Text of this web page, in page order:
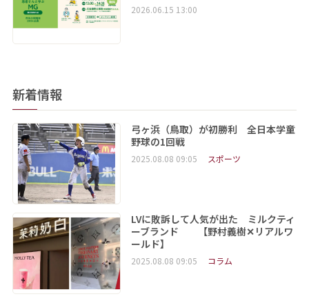
2026.06.15 13:00
新着情報
弓ヶ浜（鳥取）が初勝利 全日本学童
野球の1回戦
2025.08.08 09:05 スポーツ
LVに敗訴して人気が出た ミルクティ
ーブランド 【野村義樹✕リアルワ
ールド】
2025.08.08 09:05 コラム